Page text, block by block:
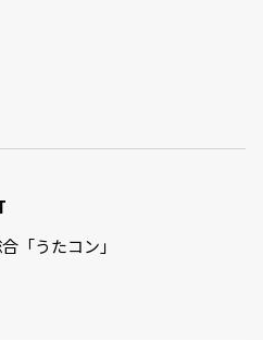
「うたコン」